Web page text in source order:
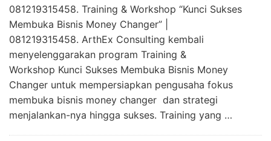
081219315458. Training & Workshop “Kunci Sukses
Membuka Bisnis Money Changer” |
081219315458. ArthEx Consulting kembali
menyelenggarakan program Training &
Workshop Kunci Sukses Membuka Bisnis Money
Changer untuk mempersiapkan pengusaha fokus
membuka bisnis money changer dan strategi
menjalankan-nya hingga sukses. Training yang …